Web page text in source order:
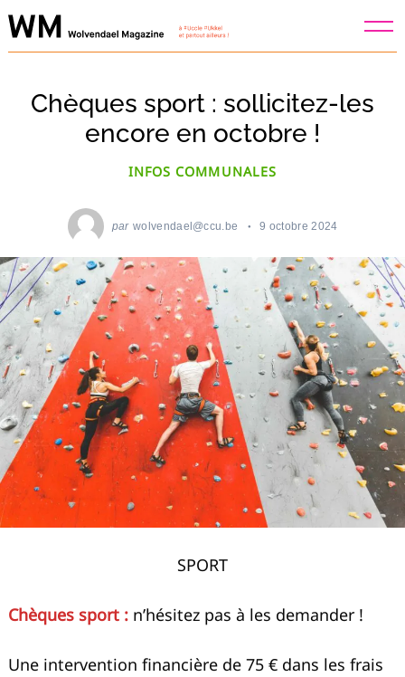
Skip
to
Chèques sport : sollicitez-les
encore en octobre !
INFOS COMMUNALES
par wolvendael@ccu.be 9 octobre 2024
SPORT
Chèques sport : n’hésitez pas à les demander !
Une intervention financière de 75 € dans les frais